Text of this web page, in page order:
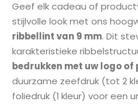
gallerij
Geef elk cadeau of
stijlvolle look met ons
ribbellint van 9 mm. Dit
karakteristieke
bedrukken met uw logo
duurzame zeefdruk (tot 2
foliedruk (1 kleur) voor een